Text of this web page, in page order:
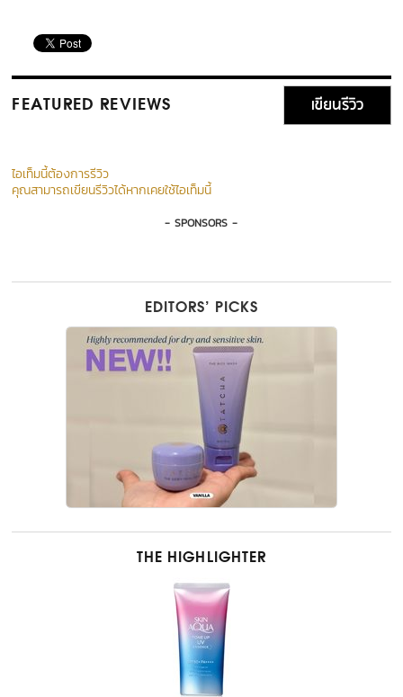
FEATURED REVIEWS เขียนรีวิว
ไอเท็มนี้ต้องการรีวิว
คุณสามารถเขียนรีวิวได้หากเคยใช้ไอเท็มนี้
- SPONSORS -
EDITORS’ PICKS
THE HIGHLIGHTER